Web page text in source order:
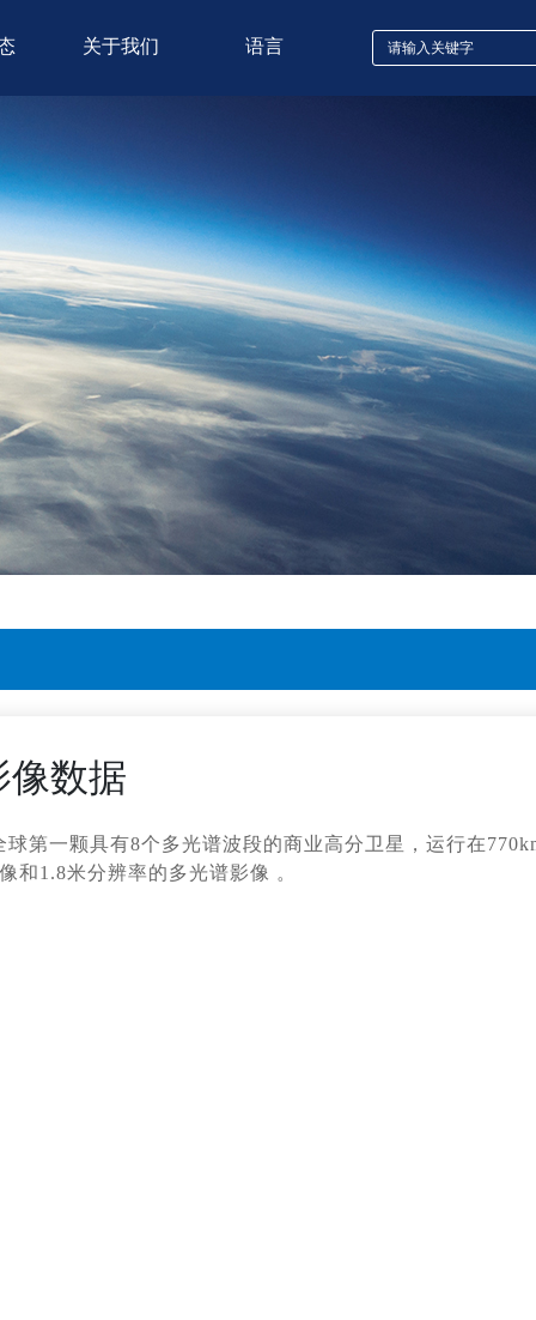
关于我们 语言
像数据
第一颗具有8个多光谱波段的商业高分卫星，运行在
和1.8米分辨率的多光谱影像 。